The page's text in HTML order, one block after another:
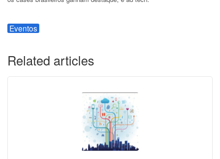
Eventos
Related articles